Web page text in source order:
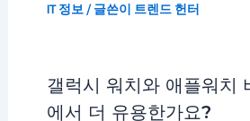
IT 정보/ 글쓴이 트렌드 헌터
갤럭시 워치와 애플워치
에서 더 유용한가요?